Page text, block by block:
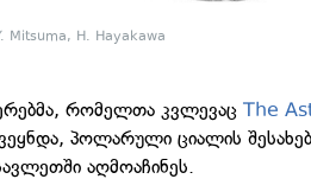
Mitsuma, H. Hayakawa
რომელთა კვლევაცThe
პოლარული ციალის
აღმოაჩინეს.